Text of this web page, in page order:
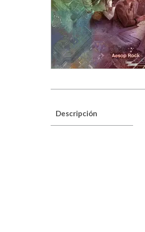
Descripción